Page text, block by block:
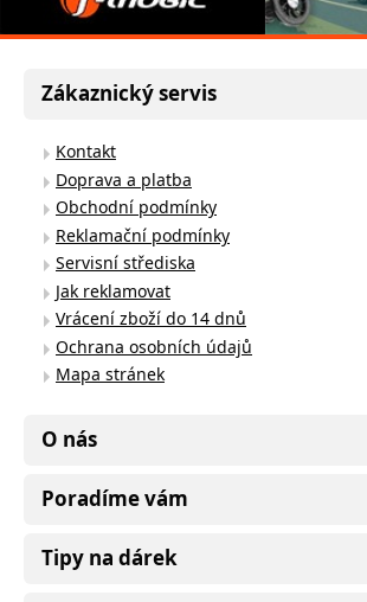
Zákaznický servis
Kontakt
Doprava a platba
Obchodní podmínky
Reklamační podmínky
Servisní střediska
Jak reklamovat
Vrácení zboží do 14 dnů
Ochrana osobních údajů
Mapa stránek
O nás
Poradíme vám
Tipy na dárek